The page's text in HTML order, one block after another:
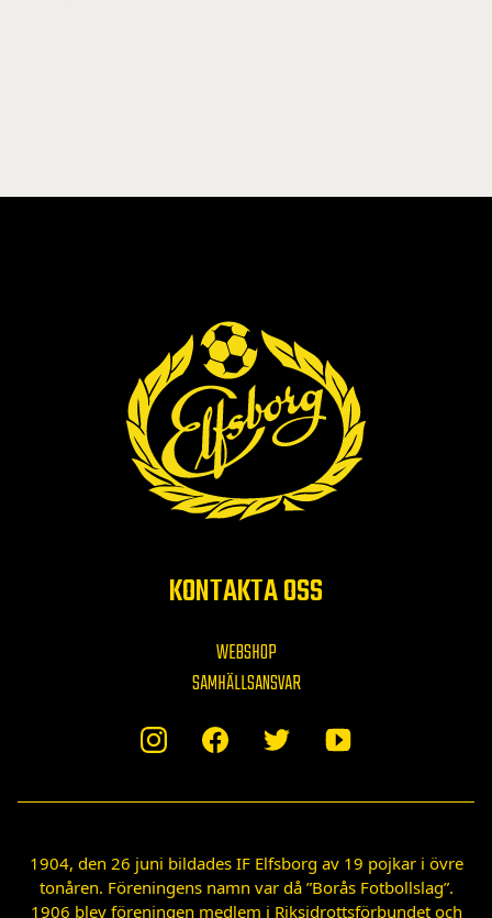
KONTAKTA OSS
WEBSHOP
1904, den 26 juni bildades IF Elfsborg av 19 pojkar i övre
tonåren. Föreningens namn var då ”Borås Fotbollslag”.